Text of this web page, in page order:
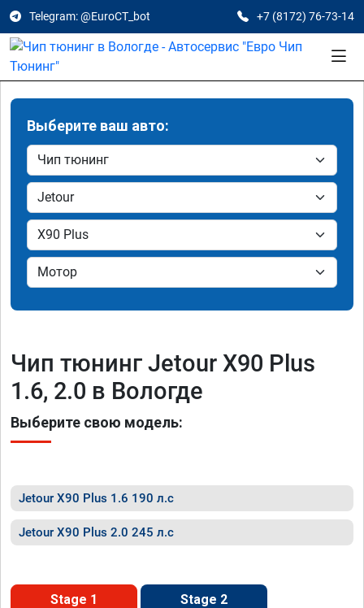
Telegram: @EuroCT_bot +7 (8172) 76-73-14
Выберите ваш авто:
Чип тюнинг Jetour X90 Plus
1.6, 2.0 в Вологде
Выберите свою модель:
Jetour X90 Plus 1.6 190 л.с
Jetour X90 Plus 2.0 245 л.с
Stage 1 Stage 2